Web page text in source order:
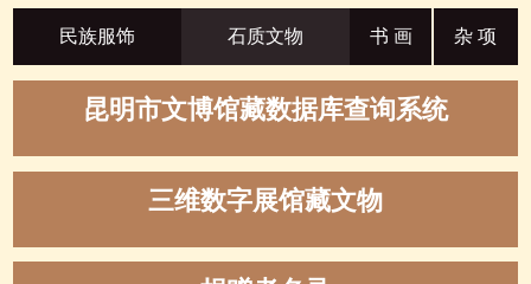
民族服饰 石质文物 书 画 杂 项
昆明市文博馆藏数据库查询系统
三维数字展馆藏文物